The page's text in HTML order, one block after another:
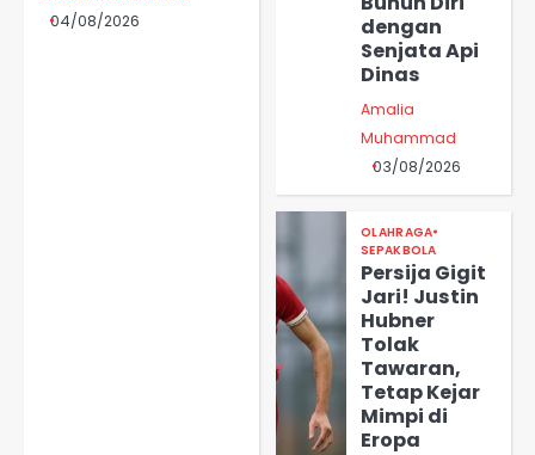
04/08/2026
dengan
Senjata Api
Dinas
Amalia
Muhammad
03/08/2026
OLAHRAGA
SEPAKBOLA
Persija Gigit
Jari! Justin
Hubner
Tolak
Tawaran,
Tetap Kejar
Mimpi di
Eropa